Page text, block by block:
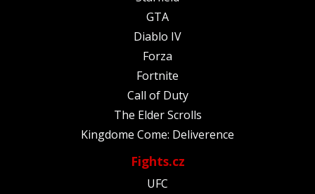
GTA
Diablo IV
Forza
Fortnite
Call of Duty
The Elder Scrolls
Kingdome Come: Deliverence
Fights.cz
UFC